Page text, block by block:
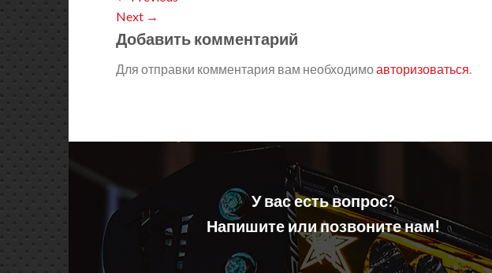
Next →
Добавить комментарий
Для отправки комментария вам необходимоавторизоваться
У вас есть вопрос?
Напишите или позвоните нам!